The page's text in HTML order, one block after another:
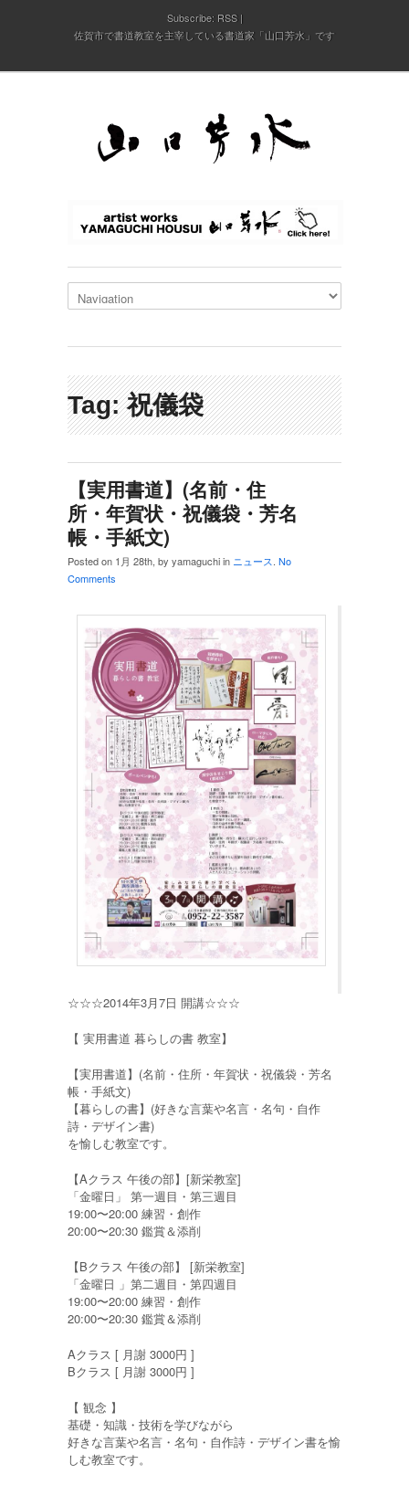
Subscribe: RSS
佐賀市で書道教室を主宰している書道家「山口芳水」です
Tag: 祝儀袋
【実用書道】(名前・住
所・年賀状・祝儀袋・芳名
帳・手紙文)
Posted on 1月 28th, by yamaguchi in ニュース. No
Comments
☆☆☆2014年3月7日 開講☆☆☆
【 実用書道 暮らしの書 教室】
【実用書道】(名前・住所・年賀状・祝儀袋・芳名
帳・手紙文)
【暮らしの書】(好きな言葉や名言・名句・自作
詩・デザイン書)
を愉しむ教室です。
【Aクラス 午後の部】[新栄教室]
「金曜日」 第一週目・第三週目
19:00〜20:00 練習・創作
20:00〜20:30 鑑賞＆添削
【Bクラス 午後の部】 [新栄教室]
「金曜日 」第二週目・第四週目
19:00〜20:00 練習・創作
20:00〜20:30 鑑賞＆添削
Aクラス [ 月謝 3000円 ]
Bクラス [ 月謝 3000円 ]
【 観念 】
基礎・知識・技術を学びながら
好きな言葉や名言・名句・自作詩・デザイン書を愉
しむ教室です。